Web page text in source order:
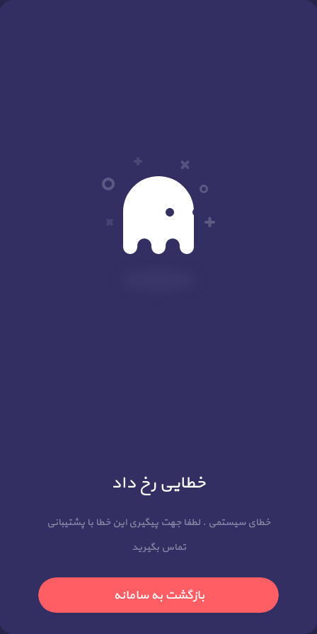
خطایی رخ داد
خطای سیستمی . لطفا جهت پیگیری این خطا با پشتیبانی
تماس بگیرید
بازگشت به سامانه